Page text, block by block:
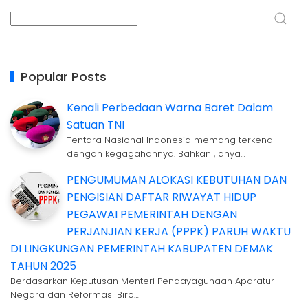
Popular Posts
Kenali Perbedaan Warna Baret Dalam
Satuan TNI
Tentara Nasional Indonesia memang terkenal
dengan kegagahannya. Bahkan , anya…
PENGUMUMAN ALOKASI KEBUTUHAN DAN
PENGISIAN DAFTAR RIWAYAT HIDUP
PEGAWAI PEMERINTAH DENGAN
PERJANJIAN KERJA (PPPK) PARUH WAKTU
DI LINGKUNGAN PEMERINTAH KABUPATEN DEMAK
TAHUN 2025
Berdasarkan Keputusan Menteri Pendayagunaan Aparatur
Negara dan Reformasi Biro…